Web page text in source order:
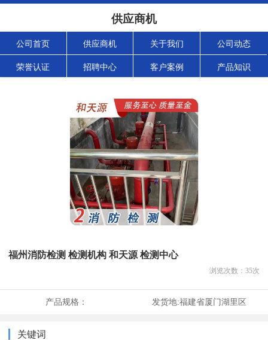
供应商机
公司首页 供应商机 关于我们 公司动态
荣誉认证 招聘中心 客户案例 产品知识
福州消防检测 检测机构 和天源 检测中心
浏览次数： 35次
产品规格： 发货地:福建省厦门湖里区
关键词